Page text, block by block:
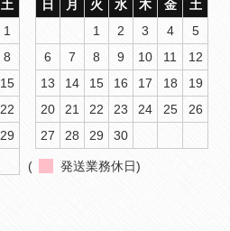
土
1
8
15
22
29
日
月 火 水 木 金
土
1
2 3 4
5
6
7 8 9 10 11
12
13
14 15 16 17 18
19
20
21 22 23 24 25
26
27
28 29 30
( 発送業務休日)